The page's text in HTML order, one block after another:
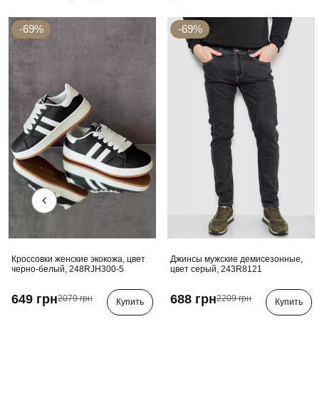
-69%
Кроссовки женские экокожа, цвет
черно-белый, 248RJH300-5
649 грн2079 грн Купить
-69%
Джинсы мужские демисезонные,
цвет серый, 243R8121
688 грн2209 грн Купить